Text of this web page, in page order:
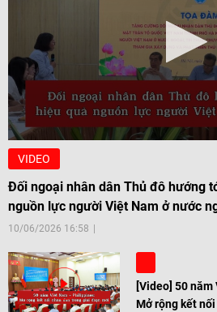
VIDEO
Đối ngoại nhân dân Thủ đô hướng
nguồn lực người Việt Nam ở nước
10/06/2026 16:58
[Video] 50
Mở rộng kết